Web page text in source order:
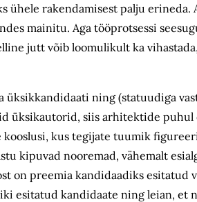
ühele rakendamisest palju
mainitu. Aga tööprotsessi
jutt võib loomulikult ka
ning (statuudiga
üksikautorid, siis arhitektide puhul
kus tegijate tuumik
kipuvad nooremad, vähemalt
on preemia kandidaadiks esitatud
esitatud kandidaate ning leian,